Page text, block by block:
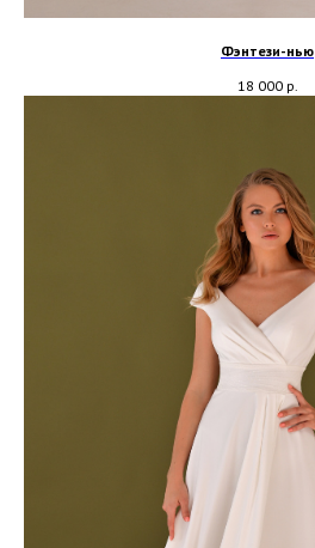
Фэнтези-нью
18 000 р.